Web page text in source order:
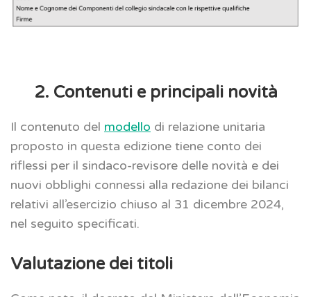
2. Contenuti e principali novità
Il contenuto del modello di relazione unitaria
proposto in questa edizione tiene conto dei
riflessi per il sindaco-revisore delle novità e dei
nuovi obblighi connessi alla redazione dei bilanci
relativi all’esercizio chiuso al 31 dicembre 2024,
nel seguito specificati.
Valutazione dei titoli